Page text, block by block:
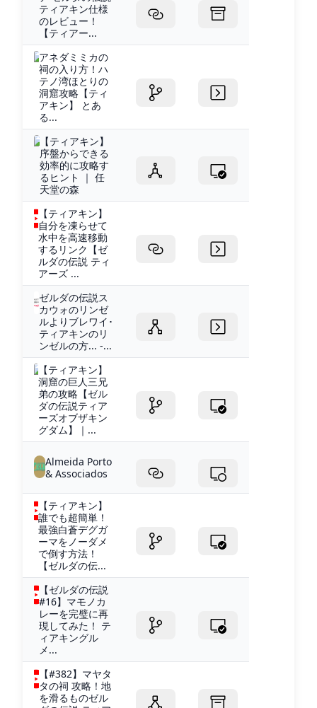
ティアキン仕様
のレビュー！
【ティアー...
アネダミミカの
祠の入り方！ハ
テノ湾ほとりの
洞窟攻略【ティ
アキン】 とあ
る...
【ティアキン】
序盤からできる
効率的に攻略す
るヒント ｜ 任
天堂の森
【ティアキン】
自分を凍らせて
水中を高速移動
するリンク【ゼ
ルダの伝説 ティ
アーズ ...
ゼルダの伝説ス
カウォのリンゼ
ルよりブレワイ･
ティアキンのリ
ンゼルの方... -...
【ティアキン】
洞窟の巨人三兄
弟の攻略【ゼル
ダの伝説ティア
ーズオブザキン
グダム】｜...
Almeida Porto
& Associados
【ティアキン】
誰でも超簡単！
最強白蒼デグガ
ーマをノーダメ
で倒す方法！
【ゼルダの伝...
【ゼルダの伝説
#16】マモノカ
レーを完璧に再
現してみた！ テ
ィアキングル
メ...
【#382】マヤタ
タの祠 攻略！地
を滑るものゼル